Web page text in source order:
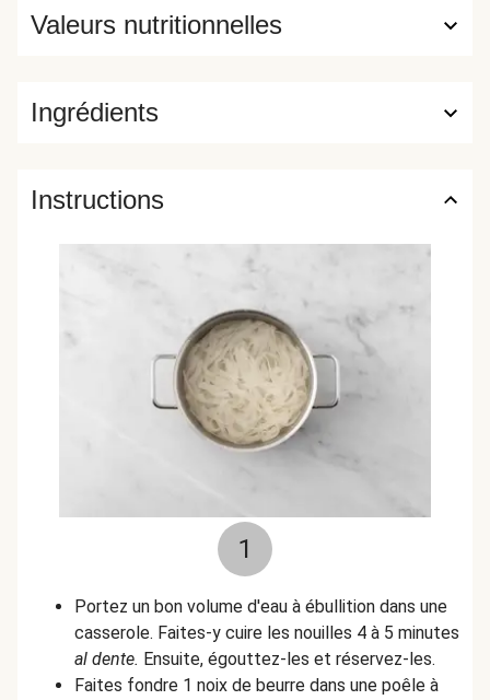
Ingrédients
Valeurs nutritionnelles
Instructions
1
Portez un bon volume d'eau à ébullition dans une
casserole. Faites-y cuire les nouilles 4 à 5 minutes
al dente. Ensuite, égouttez-les et réservez-les.
Faites fondre 1 noix de beurre dans une poêle à